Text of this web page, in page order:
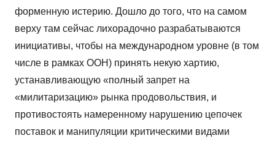
форменную истерию. Дошло до того, что на самом
верху там сейчас лихорадочно разрабатываются
инициативы, чтобы на международном уровне (в том
числе в рамках ООН) принять некую хартию,
устанавливающую «полный запрет на
«милитаризацию» рынка продовольствия, и
противостоять намеренному нарушению цепочек
поставок и манипуляции критическими видами